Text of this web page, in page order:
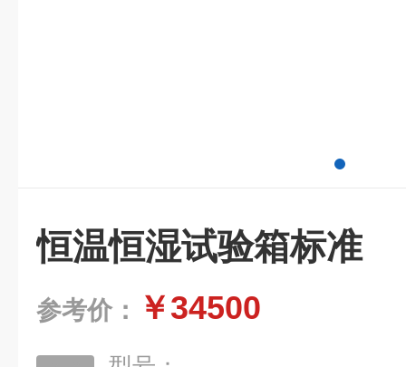
恒温恒湿试验箱标准
参考价： ￥34500